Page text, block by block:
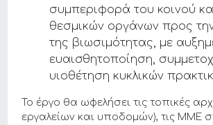
συμπεριφορά του κοινού
θεσμικών οργάνων προς
της βιωσιμότητας, με
ευαισθητοποίηση,
υιοθέτηση κυκλικών
Το έργο θα ωφελήσει τις τοπικές
εργαλείων και υποδομών), τις ΜΜΕ